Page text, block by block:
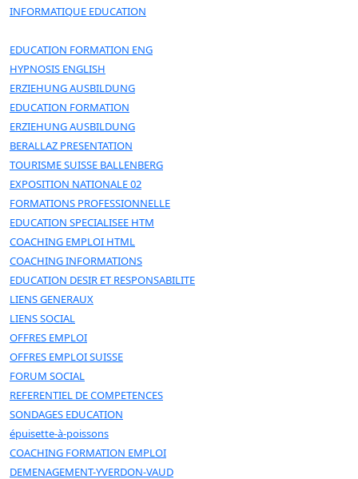
INFORMATIQUE EDUCATION
EDUCATION FORMATION ENG
HYPNOSIS ENGLISH
ERZIEHUNG AUSBILDUNG
EDUCATION FORMATION
ERZIEHUNG AUSBILDUNG
BERALLAZ PRESENTATION
TOURISME SUISSE BALLENBERG
EXPOSITION NATIONALE 02
FORMATIONS PROFESSIONNELLE
EDUCATION SPECIALISEE HTM
COACHING EMPLOI HTML
COACHING INFORMATIONS
EDUCATION DESIR ET RESPONSABILITE
LIENS GENERAUX
LIENS SOCIAL
OFFRES EMPLOI
OFFRES EMPLOI SUISSE
FORUM SOCIAL
REFERENTIEL DE COMPETENCES
SONDAGES EDUCATION
épuisette-à-poissons
COACHING FORMATION EMPLOI
DEMENAGEMENT-YVERDON-VAUD